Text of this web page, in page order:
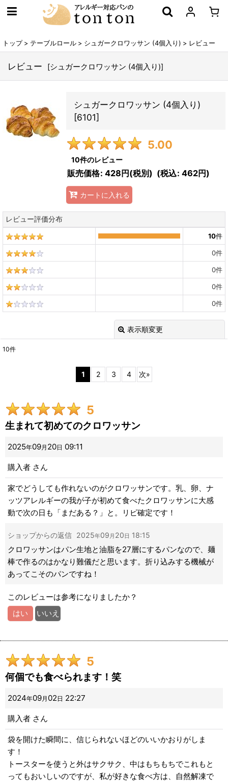
トップ > テーブルロール > シュガークロワッサン (4個入り) > レビュー
レビュー [シュガークロワッサン (4個入り)]
シュガークロワッサン (4個入り)
[6101]
5.00
10件のレビュー
販売価格: 428円 (税別) (税込: 462円)
カートに入れる
レビュー評価分布
10件
0件
0件
0件
0件
表示順変更
画像:
並び順 :
絞り込む
10件
1 2 3 4 次»
5
生まれて初めてのクロワッサン
2025年09月 20日 09:11
購入者 さん
家でどうしても作れないのがクロワッサンです。乳、卵、ナ
ッツアレルギーの我が子が初めて食べたクロワッサンに大感
動で次の日も「まだある？」と。リピ確定です！
ショップからの返信 2025年09 月 20日 18:15
クロワッサンはパン生地と油脂を27層にするパンなので、麺
棒で作るのはかなり難儀だと思います。折り込みする機械が
あってこそのパンですね！
このレビューは参考になりましたか？
はい
いいえ
5
何個でも食べられます！笑
2024年09月 02 日 22:27
購入者 さん
袋を開けた瞬間に、信じられないほどのいいかおりがしま
す！
トースターを使うと外はサクサク、中はもちもちでこれもと
ってもおいしいのですが、私が好きな食べ方は、自然解凍で